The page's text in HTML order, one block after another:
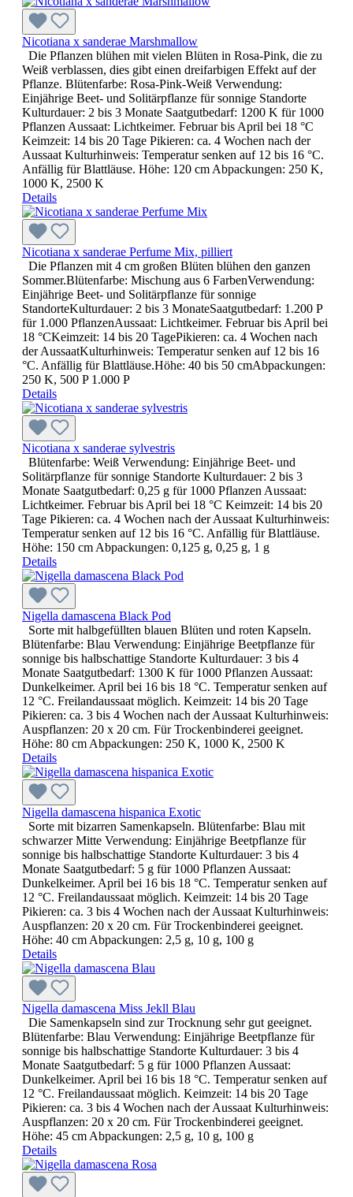
Nicotiana x sanderae Marshmallow
Die Pflanzen blühen mit vielen Blüten in Rosa-Pink, die zu
Weiß verblassen, dies gibt einen dreifarbigen Effekt auf der
Pflanze. Blütenfarbe: Rosa-Pink-Weiß Verwendung:
Einjährige Beet- und Solitärpflanze für sonnige Standorte
Kulturdauer: 2 bis 3 Monate Saatgutbedarf: 1200 K für 1000
Pflanzen Aussaat: Lichtkeimer. Februar bis April bei 18 °C
Keimzeit: 14 bis 20 Tage Pikieren: ca. 4 Wochen nach der
Aussaat Kulturhinweis: Temperatur senken auf 12 bis 16 °C.
Anfällig für Blattläuse. Höhe: 120 cm Abpackungen: 250 K,
1000 K, 2500 K
Details
Nicotiana x sanderae Perfume Mix, pilliert
Die Pflanzen mit 4 cm großen Blüten blühen den ganzen
Sommer.Blütenfarbe: Mischung aus 6 FarbenVerwendung:
Einjährige Beet- und Solitärpflanze für sonnige
StandorteKulturdauer: 2 bis 3 MonateSaatgutbedarf: 1.200 P
für 1.000 PflanzenAussaat: Lichtkeimer. Februar bis April bei
18 °CKeimzeit: 14 bis 20 TagePikieren: ca. 4 Wochen nach
der AussaatKulturhinweis: Temperatur senken auf 12 bis 16
°C. Anfällig für Blattläuse.Höhe: 40 bis 50 cmAbpackungen:
250 K, 500 P 1.000 P
Details
Nicotiana x sanderae sylvestris
Blütenfarbe: Weiß Verwendung: Einjährige Beet- und
Solitärpflanze für sonnige Standorte Kulturdauer: 2 bis 3
Monate Saatgutbedarf: 0,25 g für 1000 Pflanzen Aussaat:
Lichtkeimer. Februar bis April bei 18 °C Keimzeit: 14 bis 20
Tage Pikieren: ca. 4 Wochen nach der Aussaat Kulturhinweis:
Temperatur senken auf 12 bis 16 °C. Anfällig für Blattläuse.
Höhe: 150 cm Abpackungen: 0,125 g, 0,25 g, 1 g
Details
Nigella damascena Black Pod
Sorte mit halbgefüllten blauen Blüten und roten Kapseln.
Blütenfarbe: Blau Verwendung: Einjährige Beetpflanze für
sonnige bis halbschattige Standorte Kulturdauer: 3 bis 4
Monate Saatgutbedarf: 1300 K für 1000 Pflanzen Aussaat:
Dunkelkeimer. April bei 16 bis 18 °C. Temperatur senken auf
12 °C. Freilandaussaat möglich. Keimzeit: 14 bis 20 Tage
Pikieren: ca. 3 bis 4 Wochen nach der Aussaat Kulturhinweis:
Auspflanzen: 20 x 20 cm. Für Trockenbinderei geeignet.
Höhe: 80 cm Abpackungen: 250 K, 1000 K, 2500 K
Details
Nigella damascena hispanica Exotic
Sorte mit bizarren Samenkapseln. Blütenfarbe: Blau mit
schwarzer Mitte Verwendung: Einjährige Beetpflanze für
sonnige bis halbschattige Standorte Kulturdauer: 3 bis 4
Monate Saatgutbedarf: 5 g für 1000 Pflanzen Aussaat:
Dunkelkeimer. April bei 16 bis 18 °C. Temperatur senken auf
12 °C. Freilandaussaat möglich. Keimzeit: 14 bis 20 Tage
Pikieren: ca. 3 bis 4 Wochen nach der Aussaat Kulturhinweis:
Auspflanzen: 20 x 20 cm. Für Trockenbinderei geeignet.
Höhe: 40 cm Abpackungen: 2,5 g, 10 g, 100 g
Details
Nigella damascena Miss Jekll Blau
Die Samenkapseln sind zur Trocknung sehr gut geeignet.
Blütenfarbe: Blau Verwendung: Einjährige Beetpflanze für
sonnige bis halbschattige Standorte Kulturdauer: 3 bis 4
Monate Saatgutbedarf: 5 g für 1000 Pflanzen Aussaat:
Dunkelkeimer. April bei 16 bis 18 °C. Temperatur senken auf
12 °C. Freilandaussaat möglich. Keimzeit: 14 bis 20 Tage
Pikieren: ca. 3 bis 4 Wochen nach der Aussaat Kulturhinweis:
Auspflanzen: 20 x 20 cm. Für Trockenbinderei geeignet.
Höhe: 45 cm Abpackungen: 2,5 g, 10 g, 100 g
Details